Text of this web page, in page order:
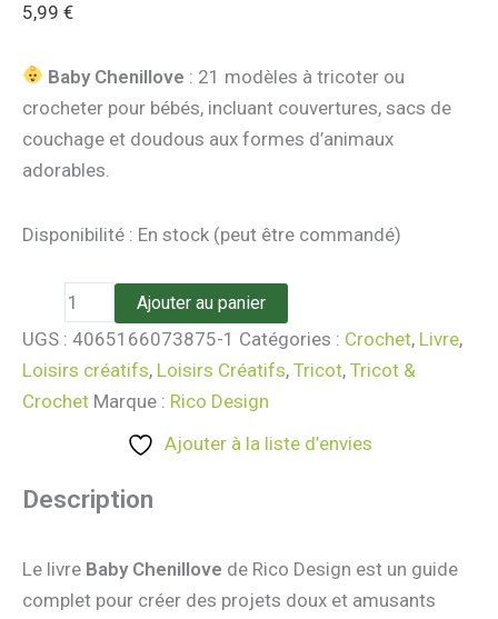
5,99 €
Baby Chenillove : 21 modèles à tricoter ou
crocheter pour bébés, incluant couvertures, sacs de
couchage et doudous aux formes d’animaux
adorables.
Disponibilité : En stock (peut être commandé)
Ajouter au panier
UGS : 4065166073875-1 Catégories : Crochet, Livre,
Loisirs créatifs, Loisirs Créatifs, Tricot, Tricot &
Crochet Marque : Rico Design
Ajouter à la liste d’envies
Description
Le livre Baby Chenillove de Rico Design est un guide
complet pour créer des projets doux et amusants